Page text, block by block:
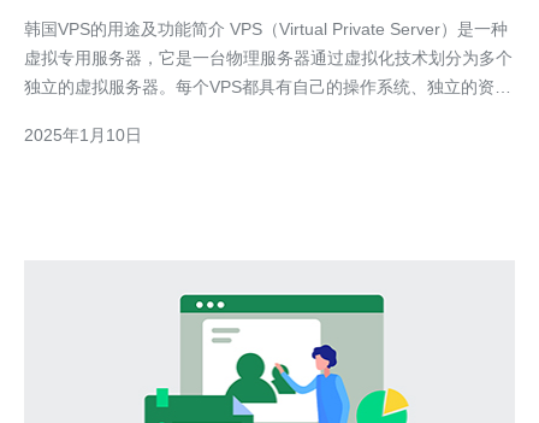
韩国VPS的用途及功能简介 VPS（Virtual Private Server）是一种
虚拟专用服务器，它是一台物理服务器通过虚拟化技术划分为多个
独立的虚拟服务器。每个VPS都具有自己的操作系统、独立的资源
基础设施和高速互联网连接。选择韩国VPS可以获得以下优势：
2025年1月10日